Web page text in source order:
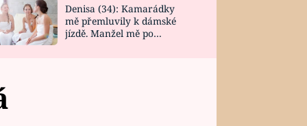
Denisa (34): Kamarádky
mě přemluvily k dámské
jízdě. Manžel mě po